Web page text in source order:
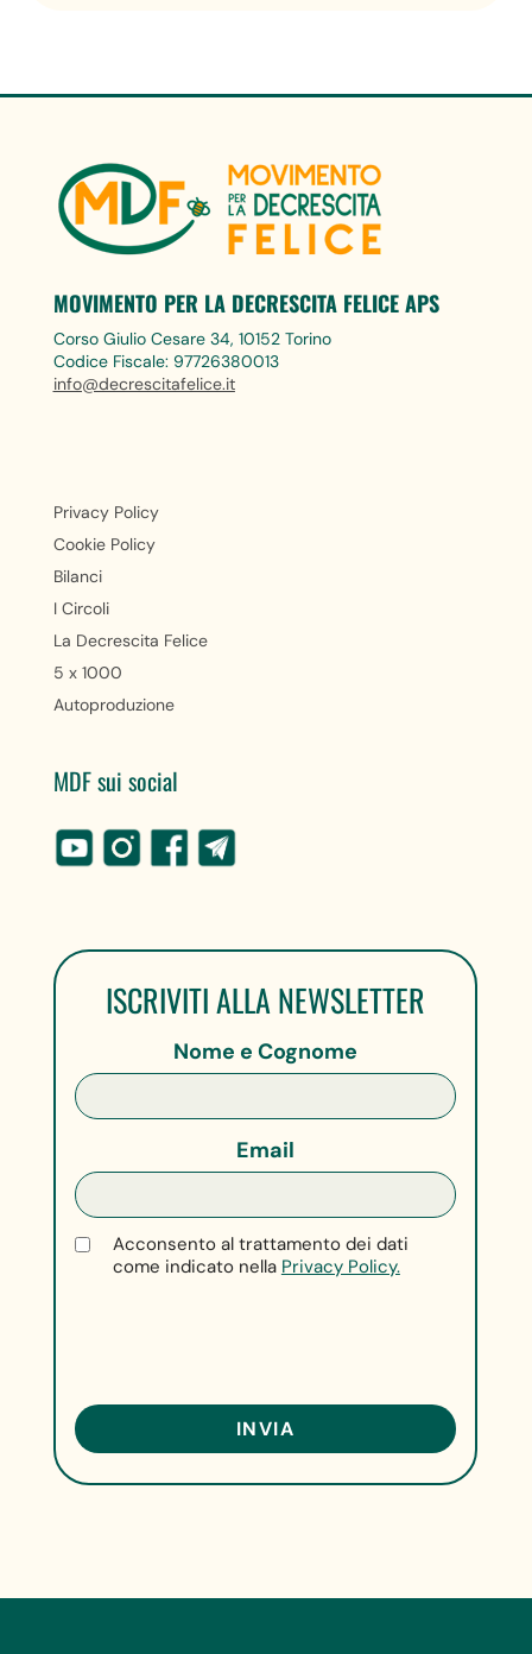
MOVIMENTO PER LA DECRESCITA FELICE APS
Corso Giulio Cesare 34, 10152 Torino
Codice Fiscale: 97726380013
info@decrescitafelice.it
Privacy Policy
Cookie Policy
Bilanci
I Circoli
La Decrescita Felice
5 x 1000
Autoproduzione
MDF sui social
ISCRIVITI ALLA NEWSLETTER
Nome e Cognome
Email
Acconsento al trattamento dei dati
come indicato nella Privacy Policy.